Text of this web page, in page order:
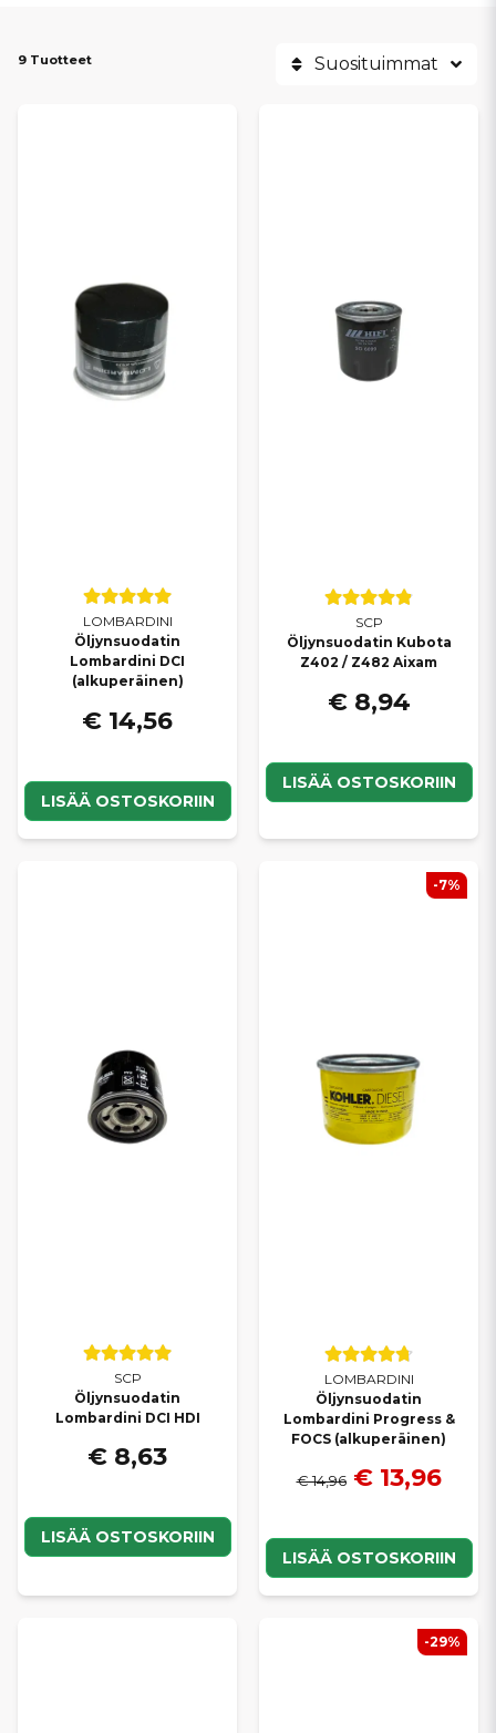
9 Tuotteet Suosituimmat
LOMBARDINI
Öljynsuodatin
Lombardini DCI
(alkuperäinen)
€ 14,56
LISÄÄ OSTOSKORIIN
SCP
Öljynsuodatin Kubota
Z402 / Z482 Aixam
€ 8,94
LISÄÄ OSTOSKORIIN
SCP
Öljynsuodatin
Lombardini DCI HDI
€ 8,63
LISÄÄ OSTOSKORIIN
LOMBARDINI
Öljynsuodatin
Lombardini Progress &
FOCS (alkuperäinen)
€ 14,96 € 13,96
LISÄÄ OSTOSKORIIN
-7%
-29%